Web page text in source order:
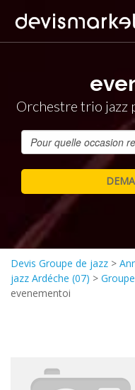
Orchestre trio jazz
Devis Groupe de jazz >
jazz Ardéche (07) >
evenementoi